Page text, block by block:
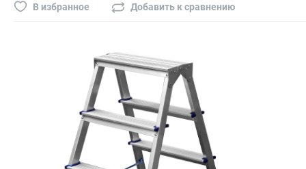
Буры, пики, зубила
Фрезы
Диски
Электроды, сварочная техника
В избранное Добавить к сравнению